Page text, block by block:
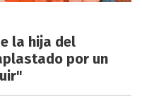
la hija del
por un